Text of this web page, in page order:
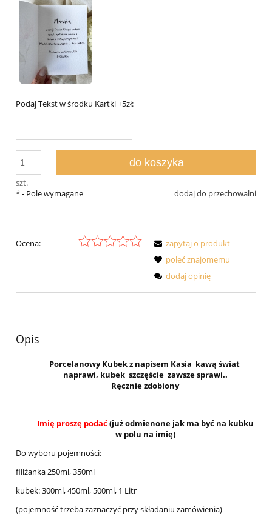
Podaj Tekst w środku Kartki +5zł:
szt.
do koszyka
dodaj do przechowalni
*- Pole wymagane
Ocena:
zapytaj o produkt
poleć znajomemu
dodaj opinię
Opis
Porcelanowy Kubek z napisem Kasia kawą świat
naprawi, kubek szczęście zawsze sprawi..
Ręcznie zdobiony
Imię proszę podać(już odmienone jak ma być na kubku
w polu na imię)
Do wyboru pojemności:
filiżanka 250ml, 350ml
kubek: 300ml, 450ml, 500ml, 1 Litr
(pojemność trzeba zaznaczyć przy składaniu zamówienia)